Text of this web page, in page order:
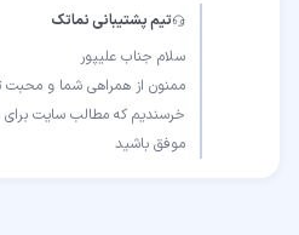
تیم پشتیبانی نماتک
موفق باشید